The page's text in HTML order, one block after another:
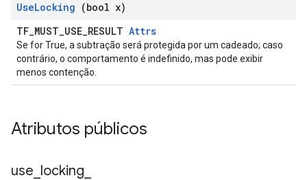
UseLocking (bool x)
TF_MUST_USE_RESULT Attrs
Se for True, a subtração será protegida por um cadeado; caso
contrário, o comportamento é indefinido, mas pode exibir
menos contenção.
Atributos públicos
use locking